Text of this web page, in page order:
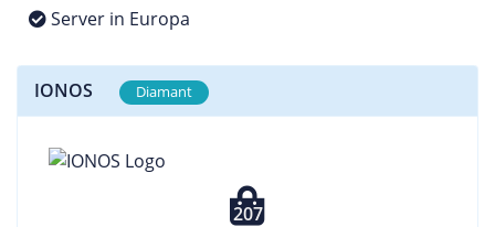
Server in Europa
IONOS Diamant
207